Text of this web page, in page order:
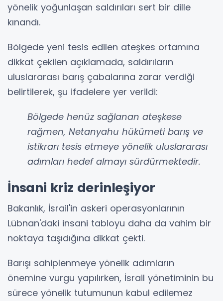
yönelik yoğunlaşan saldırıları sert bir dille
kınandı.
Bölgede yeni tesis edilen ateşkes ortamına
dikkat çekilen açıklamada, saldırıların
uluslararası barış çabalarına zarar verdiği
belirtilerek, şu ifadelere yer verildi:
Bölgede henüz sağlanan ateşkese
rağmen, Netanyahu hükümeti barış ve
istikrarı tesis etmeye yönelik uluslararası
adımları hedef almayı sürdürmektedir.
İnsani kriz derinleşiyor
Bakanlık, İsrail'in askeri operasyonlarının
Lübnan'daki insani tabloyu daha da vahim bir
noktaya taşıdığına dikkat çekti.
Barışı sahiplenmeye yönelik adımların
önemine vurgu yapılırken, İsrail yönetiminin bu
sürece yönelik tutumunun kabul edilemez